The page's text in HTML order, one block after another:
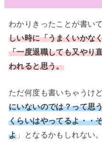
わかりきったことが書い
しい時に「うまくいかな
「一度退職しても又やり
われると思う。
ただ何度も書いちゃうけ
にいないのでは？って思
くらいはやってるよ・・
よ 」となるかもしれない。